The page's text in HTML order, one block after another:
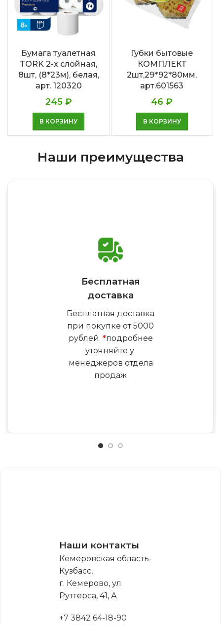
Бумага туалетная
TORK 2-х слойная,
8шт, (8*23м), белая,
арт. 120320
245 ₽
В КОРЗИНУ
Губки бытовые
КОМПЛЕКТ
2шт,29*92*80мм,
арт.601563
46₽
В КОРЗИНУ
Наши преимущества
Бесплатная
доставка
Бесплатная доставка
при покупке от 5000
рублей. *подробнее
уточняйте у
менеджеров отдела
продаж
Наши контакты
Кемеровская область-
Кузбасс,
г. Кемерово, ул.
Рутгерса, 41, А
+7 3842 64-18-90